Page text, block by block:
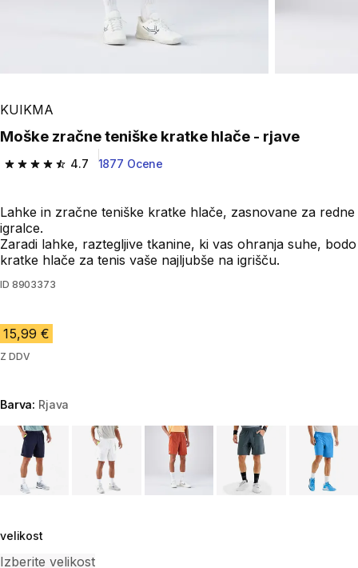
KUIKMA
Moške zračne teniške kratke hlače - rjave
4.7
4.7 od 5 zvezdic from 1877 ocene
1877 Ocene
Lahke in zračne teniške kratke hlače, zasnovane za redne
igralce.
Zaradi lahke, raztegljive tkanine, ki vas ohranja suhe, bodo
kratke hlače za tenis vaše najljubše na igrišču.
ID 8903373
15,99 €
Z DDV
Barva: Rjava
Choose a variant
velikost